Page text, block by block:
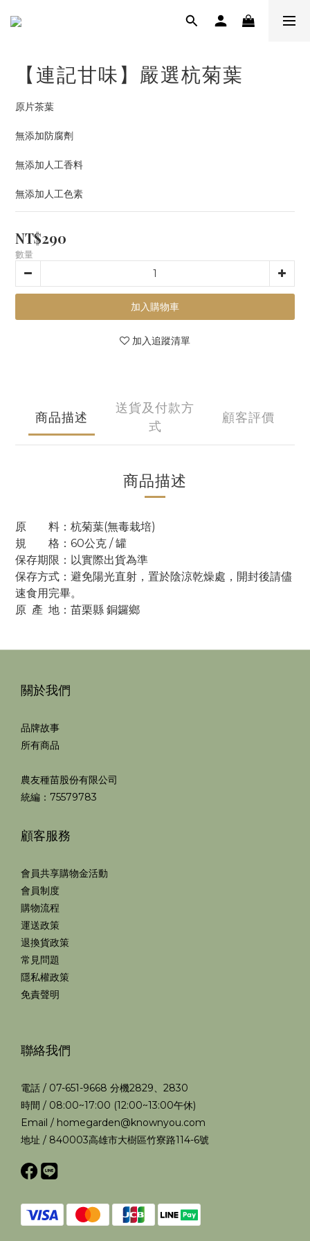
【連記甘味】嚴選杭菊葉
原片茶葉
無添加防腐劑
無添加人工香料
無添加人工色素
NT$290
數量
加入購物車
加入追蹤清單
商品描述
送貨及付款方
式
顧客評價
商品描述
原 料：杭菊葉(無毒栽培)
規 格：60公克 / 罐
保存期限：以實際出貨為準
保存方式：避免陽光直射，置於陰涼乾燥處，開封後請儘
速食用完畢。
原 產 地：苗栗縣 銅鑼鄉
關於我們
品牌故事
所有商品
農友種苗股份有限公司
統編：75579783
顧客服務
會員共享購物金活動
會員制度
購物流程
運送政策
退換貨政策
常見問題
隱私權政策
免責聲明
聯絡我們
電話 / 07-651-9668 分機2829、2830
時間 / 08:00~17:00 (12:00~13:00午休)
Email / homegarden@knownyou.com
地址 / 840003高雄市大樹區竹寮路114-6號